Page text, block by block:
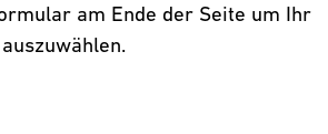
am Ende der Seite um Ihr